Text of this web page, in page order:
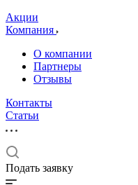
Акции
Компания
О компании
Партнеры
Отзывы
Контакты
Статьи
Подать заявку